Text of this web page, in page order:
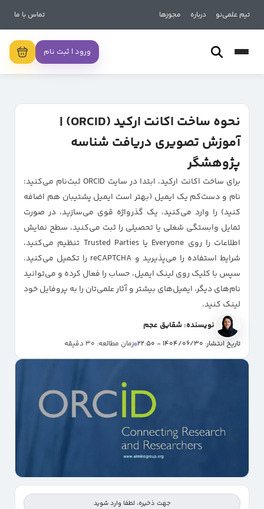
تیم علمی‌نو درباره مجوزها تماس با ما
ورود | ثبت نام
نحوه ساخت اکانت ارکید (ORCID) |
آموزش تصویری دریافت شناسه
پژوهشگر
برای ساخت اکانت ارکید، ابتدا در سایت ORCID ثبت‌نام می‌کنید:
نام و دست‌کم یک ایمیل (بهتر است ایمیل پشتیبان هم اضافه
کنید) را وارد می‌کنید، یک گذرواژه قوی می‌سازید، در صورت
تمایل وابستگی شغلی یا تحصیلی را ثبت می‌کنید، سطح نمایش
اطلاعات را روی Everyone یا Trusted Parties تنظیم می‌کنید،
شرایط استفاده را می‌پذیرید و reCAPTCHA را تکمیل می‌کنید.
سپس با کلیک روی لینک ایمیل، حساب را فعال کرده و می‌توانید
نام‌های دیگر، ایمیل‌های بیشتر و آثار علمی‌تان را به پروفایل خود
لینک کنید.
نویسنده: شقایق عجم
تاریخ انتشار: 1404/06/30 - 22:50 زمان مطالعه: 30 دقیقه
جهت ذخیره، لطفا وارد شوید